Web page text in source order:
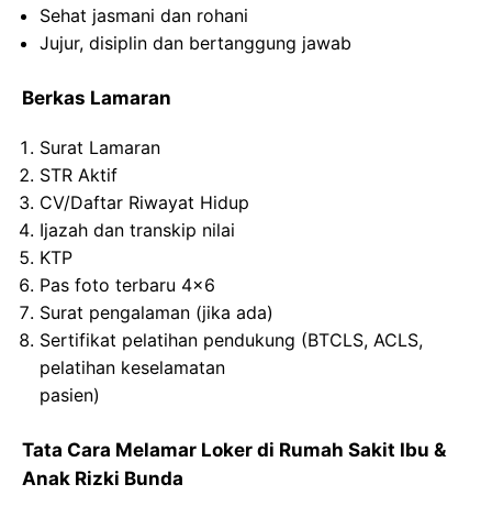
Sehat jasmani dan rohani
Jujur, disiplin dan bertanggung jawab
Berkas Lamaran
Surat Lamaran
STR Aktif
CV/Daftar Riwayat Hidup
Ijazah dan transkip nilai
KTP
Pas foto terbaru 4×6
Surat pengalaman (jika ada)
Sertifikat pelatihan pendukung (BTCLS, ACLS,
pelatihan keselamatan
pasien)
Tata Cara Melamar Loker di Rumah Sakit Ibu &
Anak Rizki Bunda